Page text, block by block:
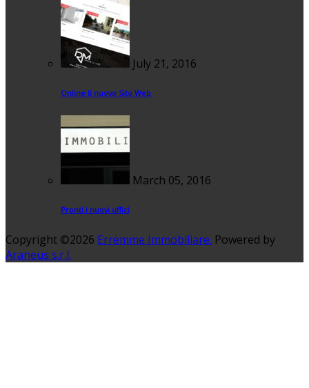
July 21, 2016
Online Il nuovo Sito Web
March 05, 2016
Pronti i nuovi uffici
Copyright ©2026 Erremme Immobiliare. Powered by
Araneus s.r.l.